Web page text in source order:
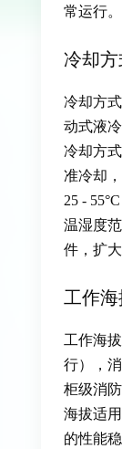
常运行。
冷却
冷却方
动式液
冷却方
准冷却
25 -
温湿度
件，扩
工作
工作海
行），
柜级消
海拔适
的性能